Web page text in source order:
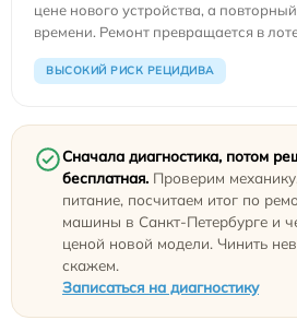
цене нового устройства, а
времени. Ремонт превращается в
ВЫСОКИЙ РИСК РЕЦИДИВА
Сначала диагностика, потом
бесплатная. Проверим
питание, посчитаем итог по
машины в Санкт-Петербурге и
ценой новой модели. Чинить
скажем.
Записаться на диагностику